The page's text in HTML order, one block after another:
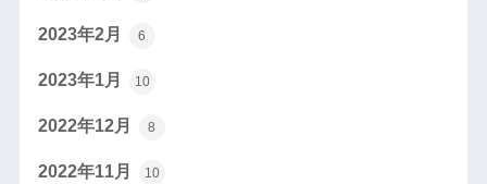
2023年2月 6
2023年1月 10
2022年12月 8
2022年11月 10